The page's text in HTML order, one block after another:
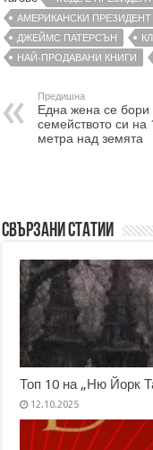
АМЕРИКАНСКИ ПРЕЗИДЕНТ
ДЖЕЙМС ПАТЕРСЪН
НАЙ-ПРОДАВАНИ КНИГИ
Предишна
Една жена се бори
семейството си на
метра над земята
Свързани статии
Топ 10 на „Ню Йорк
12.10.2025